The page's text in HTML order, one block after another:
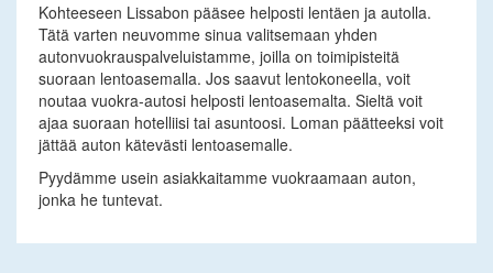
Kohteeseen Lissabon pääsee helposti lentäen ja autolla.
Tätä varten neuvomme sinua valitsemaan yhden
autonvuokrauspalveluistamme, joilla on toimipisteitä
suoraan lentoasemalla. Jos saavut lentokoneella, voit
noutaa vuokra-autosi helposti lentoasemalta. Sieltä voit
ajaa suoraan hotelliisi tai asuntoosi. Loman päätteeksi voit
jättää auton kätevästi lentoasemalle.
Pyydämme usein asiakkaitamme vuokraamaan auton,
jonka he tuntevat.